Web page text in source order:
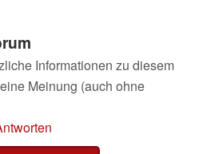
Informationen zu diesem
Meinung (auch ohne